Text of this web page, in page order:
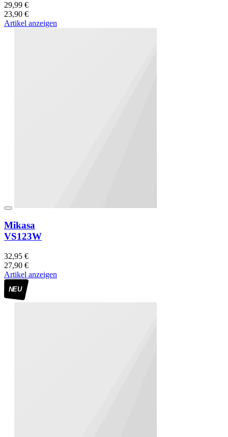
29,99 €
23,90 €
Artikel anzeigen
Mikasa
VS123W
32,95 €
27,90 €
Artikel anzeigen
NEU